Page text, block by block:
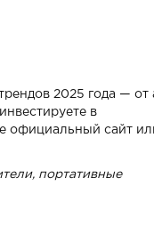
2025 года — от
в
официальный сайт
портативные